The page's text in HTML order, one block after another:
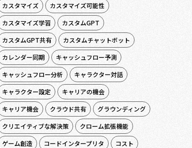
カスタマイズ
カスタマイズ可能性
カスタマイズ学習
カスタムGPT
カスタムGPT共有
カスタムチャットボット
カレンダー同期
キャッシュフロー予測
キャッシュフロー分析
キャラクター対話
キャラクター設定
キャリアの機会
キャリア機会
クラウド共有
グラウンディング
クリエイティブな解決策
クローム拡張機能
ゲーム創造
コードインタープリタ
コスト